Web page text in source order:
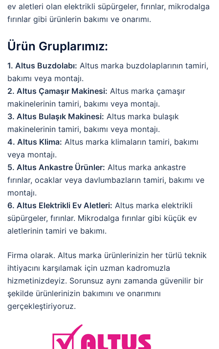
ev aletleri olan elektrikli süpürgeler, fırınlar, mikrodalga
fırınlar gibi ürünlerin bakımı ve onarımı.
Ürün Gruplarımız:
1. Altus Buzdolabı: Altus marka buzdolaplarının tamiri,
bakımı veya montajı.
2. Altus Çamaşır Makinesi: Altus marka çamaşır
makinelerinin tamiri, bakımı veya montajı.
3. Altus Bulaşık Makinesi: Altus marka bulaşık
makinelerinin tamiri, bakımı veya montajı.
4. Altus Klima: Altus marka klimaların tamiri, bakımı
veya montajı.
5. Altus Ankastre Ürünler: Altus marka ankastre
fırınlar, ocaklar veya davlumbazların tamiri, bakımı ve
montajı.
6. Altus Elektrikli Ev Aletleri: Altus marka elektrikli
süpürgeler, fırınlar. Mikrodalga fırınlar gibi küçük ev
aletlerinin tamiri ve bakımı.
Firma olarak. Altus marka ürünlerinizin her türlü teknik
ihtiyacını karşılamak için uzman kadromuzla
hizmetinizdeyiz. Sorunsuz aynı zamanda güvenilir bir
şekilde ürünlerinizin bakımını ve onarımını
gerçekleştiriyoruz.